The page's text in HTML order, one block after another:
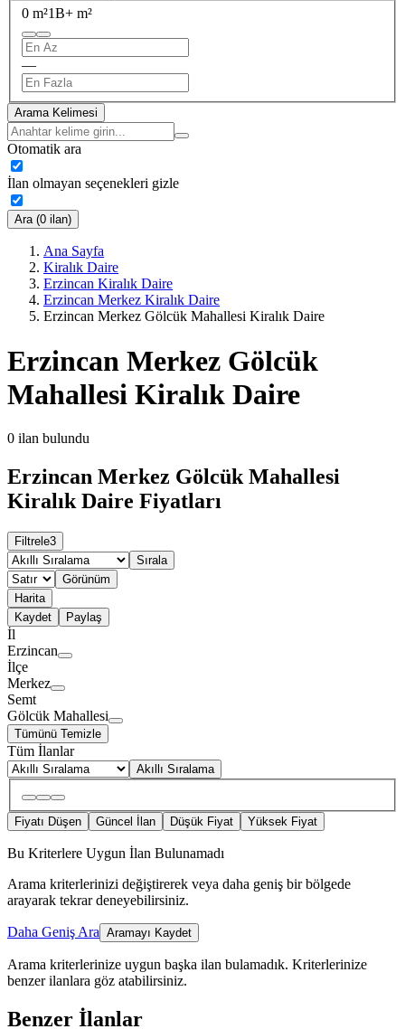
0 m²1B+ m²
—
Arama Kelimesi
Otomatik ara
İlan olmayan seçenekleri gizle
Ara (0 ilan)
Ana Sayfa
Kiralık Daire
Erzincan Kiralık Daire
Erzincan Merkez Kiralık Daire
Erzincan Merkez Gölcük Mahallesi Kiralık Daire
Erzincan Merkez Gölcük
Mahallesi Kiralık Daire
0 ilan bulundu
Erzincan Merkez Gölcük Mahallesi
Kiralık Daire Fiyatları
Filtrele3
Sırala
Görünüm
Harita
Kaydet
Paylaş
İl
Erzincan
İlçe
Merkez
Semt
Gölcük Mahallesi
Tümünü Temizle
Tüm İlanlar
Akıllı Sıralama
Fiyatı Düşen Güncel İlan Düşük Fiyat Yüksek Fiyat
Bu Kriterlere Uygun İlan Bulunamadı
Arama kriterlerinizi değiştirerek veya daha geniş bir bölgede
arayarak tekrar deneyebilirsiniz.
Daha Geniş Ara Aramayı Kaydet
Arama kriterlerinize uygun başka ilan bulamadık. Kriterlerinize
benzer ilanlara göz atabilirsiniz.
Benzer İlanlar